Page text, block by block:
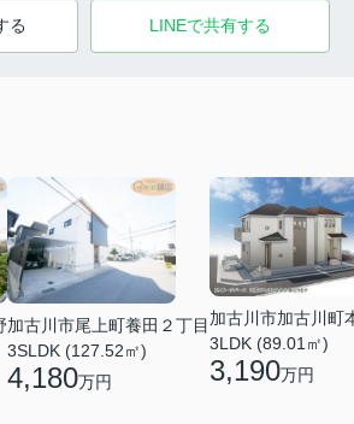
る LINEで共有する
加古川市尾上町養田２丁目
3SLDK (127.52㎡)
4,180万円
加古川市加古川町
3LDK (89.01㎡)
3,190万円